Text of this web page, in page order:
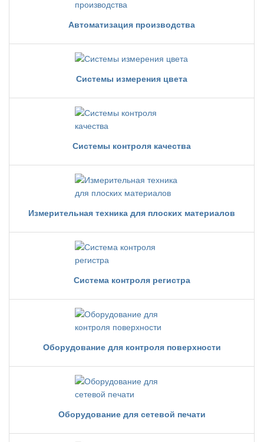
Автоматизация производства
Системы измерения цвета
Системы контроля качества
Измерительная техника для плоских материалов
Система контроля регистра
Оборудование для контроля поверхности
Оборудование для сетевой печати